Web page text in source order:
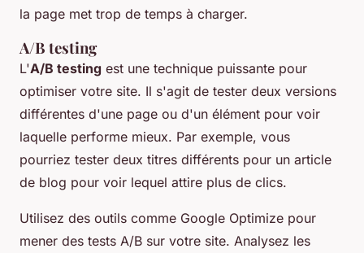
la page met trop de temps à charger.
A/B testing
L'A/B testing est une technique puissante pour
optimiser votre site. Il s'agit de tester deux versions
différentes d'une page ou d'un élément pour voir
laquelle performe mieux. Par exemple, vous
pourriez tester deux titres différents pour un article
de blog pour voir lequel attire plus de clics.
Utilisez des outils comme Google Optimize pour
mener des tests A/B sur votre site. Analysez les